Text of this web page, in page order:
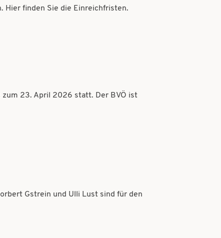
Hier finden Sie die Einreichfristen.
zum 23. April 2026 statt. Der BVÖ ist
Gstrein und Ulli Lust sind für den